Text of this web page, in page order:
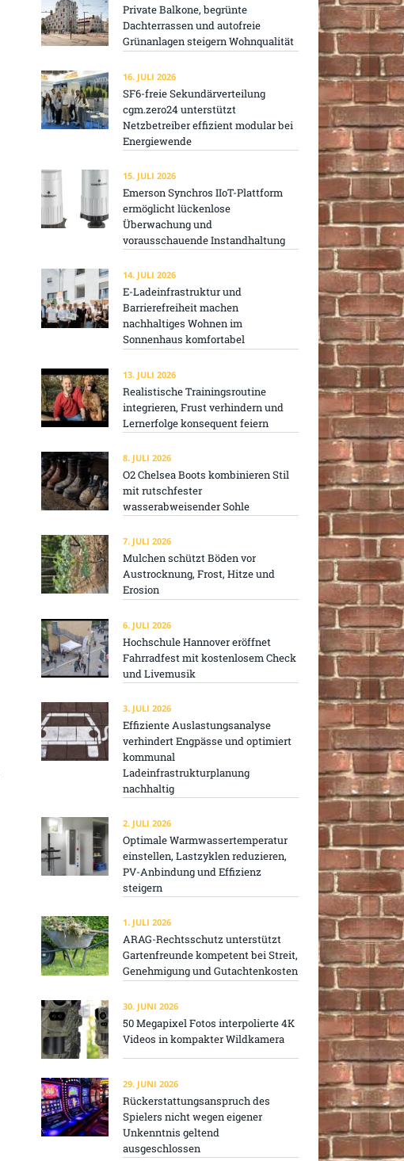
Private Balkone, begrünte
Dachterrassen und autofreie
Grünanlagen steigern Wohnqualität
16. JULI 2026
SF6-freie Sekundärverteilung
cgm.zero24 unterstützt
Netzbetreiber effizient modular bei
Energiewende
15. JULI 2026
Emerson Synchros IIoT-Plattform
ermöglicht lückenlose
Überwachung und
vorausschauende Instandhaltung
14. JULI 2026
E-Ladeinfrastruktur und
Barrierefreiheit machen
nachhaltiges Wohnen im
Sonnenhaus komfortabel
13. JULI 2026
Realistische Trainingsroutine
integrieren, Frust verhindern und
Lernerfolge konsequent feiern
8. JULI 2026
O2 Chelsea Boots kombinieren Stil
mit rutschfester
wasserabweisender Sohle
7. JULI 2026
Mulchen schützt Böden vor
Austrocknung, Frost, Hitze und
Erosion
6. JULI 2026
Hochschule Hannover eröffnet
Fahrradfest mit kostenlosem Check
und Livemusik
3. JULI 2026
Effiziente Auslastungsanalyse
verhindert Engpässe und optimiert
kommunal
Ladeinfrastrukturplanung
nachhaltig
2. JULI 2026
Optimale Warmwassertemperatur
einstellen, Lastzyklen reduzieren,
PV-Anbindung und Effizienz
steigern
1. JULI 2026
ARAG-Rechtsschutz unterstützt
Gartenfreunde kompetent bei Streit,
Genehmigung und Gutachtenkosten
30. JUNI 2026
50 Megapixel Fotos interpolierte 4K
Videos in kompakter Wildkamera
29. JUNI 2026
Rückerstattungsanspruch des
Spielers nicht wegen eigener
Unkenntnis geltend
ausgeschlossen